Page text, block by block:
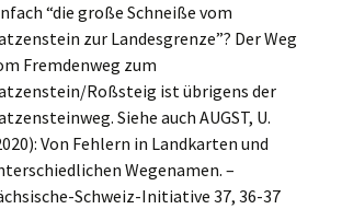
“die große Schneiße vom
zur Landesgrenze”? Der Weg
Fremdenweg zum
Roßsteig ist übrigens der
Siehe auch AUGST, U.
Von Fehlern in Landkarten und
Wegenamen. –
Schweiz-Initiative 37, 36-37